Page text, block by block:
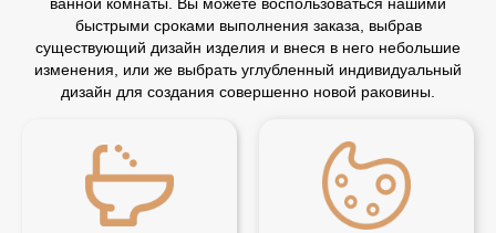
быстрыми сроками выполнения заказа, выбрав
существующий дизайн изделия и внеся в него небольшие
изменения, или же выбрать углубленный индивидуальный
дизайн для создания совершенно новой раковины.